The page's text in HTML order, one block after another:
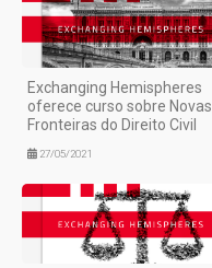
Exchanging Hemispheres
oferece curso sobre Novas
Fronteiras do Direito Civil
27/05/2021